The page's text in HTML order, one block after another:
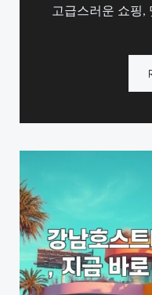
고급스러운 쇼핑,